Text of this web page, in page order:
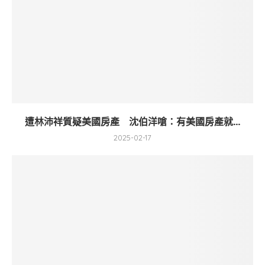
遭林沛祥質疑美國房產 沈伯洋嗆：有美國房產就...
2025-02-17